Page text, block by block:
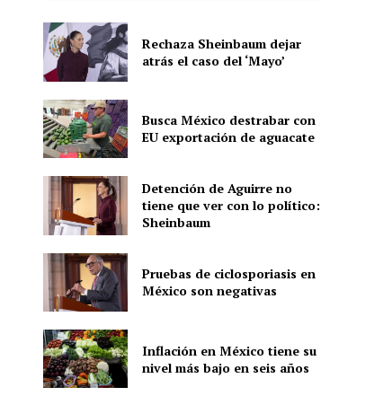
Rechaza Sheinbaum dejar
atrás el caso del ‘Mayo’
Busca México destrabar con
EU exportación de aguacate
Detención de Aguirre no
tiene que ver con lo político:
Sheinbaum
Pruebas de ciclosporiasis en
México son negativas
Inflación en México tiene su
nivel más bajo en seis años